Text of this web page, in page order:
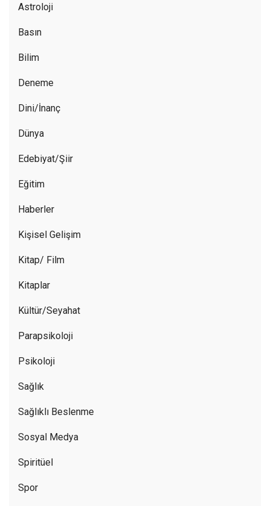
Astroloji
Basın
Bilim
Deneme
Dini/İnanç
Dünya
Edebiyat/Şiir
Eğitim
Haberler
Kişisel Gelişim
Kitap/ Film
Kitaplar
Kültür/Seyahat
Parapsikoloji
Psikoloji
Sağlık
Sağlıklı Beslenme
Sosyal Medya
Spiritüel
Spor